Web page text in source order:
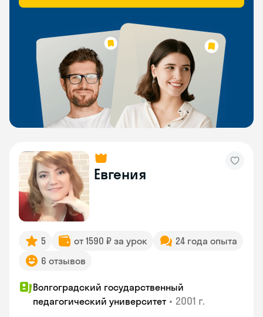
Евгения
5 от 1590 ₽ за урок
24 года опыта
6 отзывов
Волгоградский государственный
педагогический университет • 2001 г.